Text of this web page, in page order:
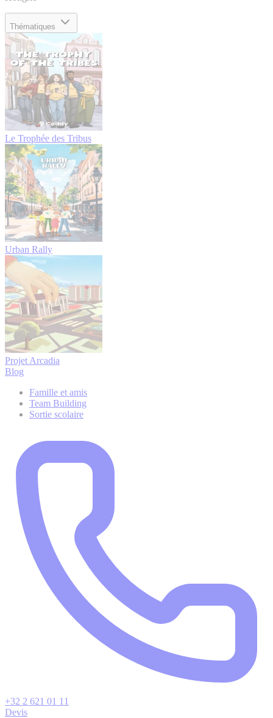
Thématiques
Le Trophée des Tribus
Urban Rally
Projet Arcadia
Blog
Famille et amis
Team Building
Sortie scolaire
+32 2 621 01 11
Devis